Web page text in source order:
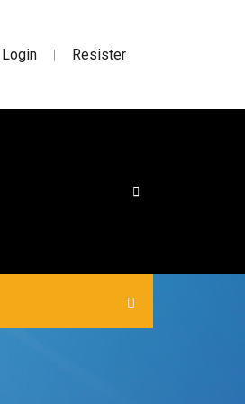
Login | Resister